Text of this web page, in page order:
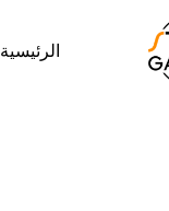
الرئيسية